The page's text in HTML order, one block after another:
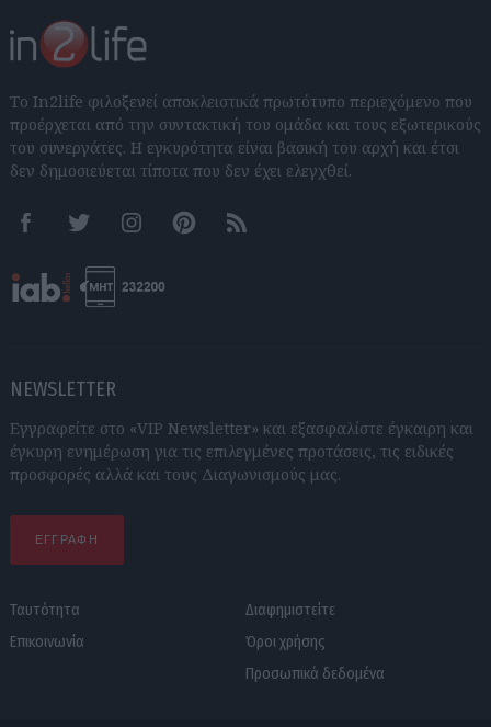
Το In2life φιλοξενεί αποκλειστικά πρωτότυπο περιεχόμενο που
προέρχεται από την συντακτική του ομάδα και τους εξωτερικούς
του συνεργάτες. Η εγκυρότητα είναι βασική του αρχή και έτσι
δεν δημοσιεύεται τίποτα που δεν έχει ελεγχθεί.
FacebookTwitter InstagramPinterestRSS feeds
NEWSLETTER
Εγγραφείτε στο «VIP Newsletter» και εξασφαλίστε έγκαιρη και
έγκυρη ενημέρωση για τις επιλεγμένες προτάσεις, τις ειδικές
προσφορές αλλά και τους Διαγωνισμούς μας.
ΕΓΓΡΑΦΗ
Ταυτότητα
Επικοινωνία
Διαφημιστείτε
Όροι χρήσης
Προσωπικά δεδομένα